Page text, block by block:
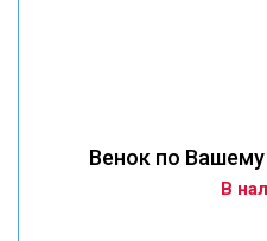
Венок по Вашему
В